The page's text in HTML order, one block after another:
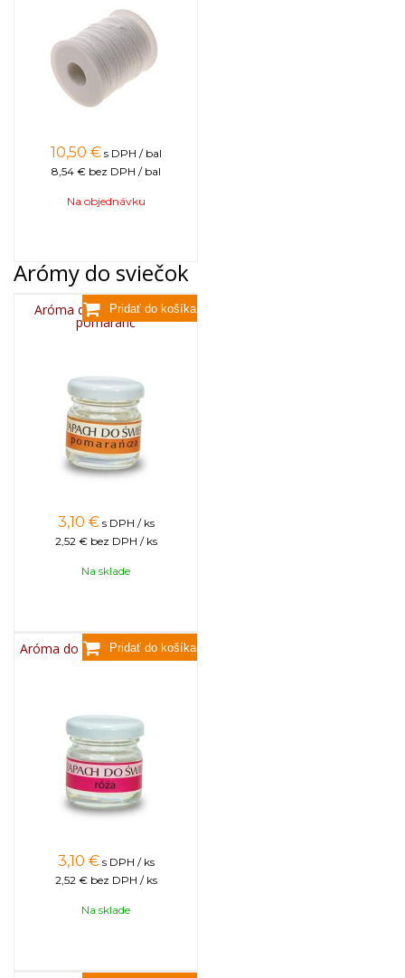
10,50 € s DPH / bal
8,54 € bez DPH / bal
Na objednávku
Arómy do sviečok
Aróma do sviečok, 25g -
pomaranč
3,10 € s DPH / ks
2,52 € bez DPH / ks
Na sklade
Aróma do sviečok, 25g - ruža
3,10 € s DPH / ks
2,52 € bez DPH / ks
Na sklade